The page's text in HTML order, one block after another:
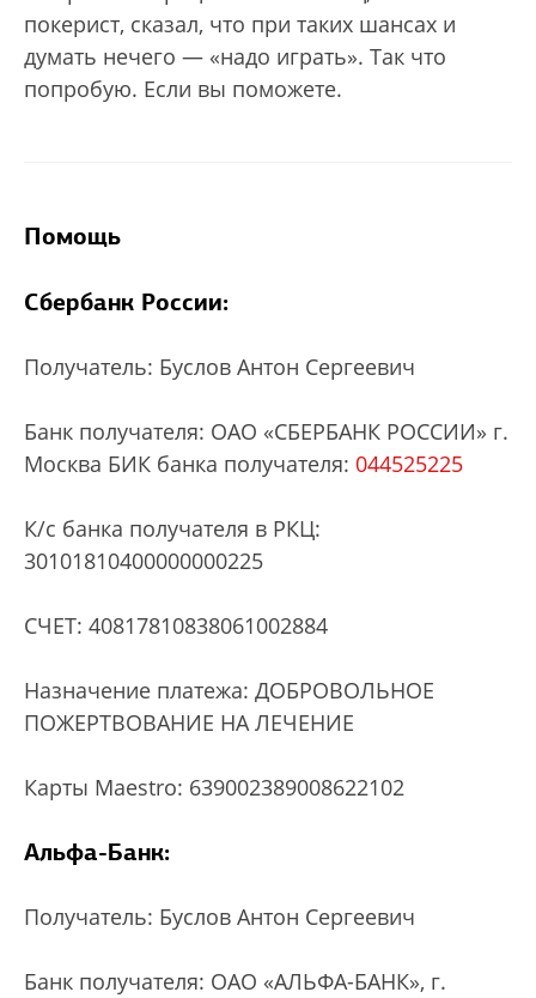
покерист, сказал, что при таких шансах и
думать нечего — «надо играть». Так что
попробую. Если вы поможете.
Помощь
Сбербанк России:
Получатель: Буслов Антон Сергеевич
Банк получателя: ОАО «СБЕРБАНК РОССИИ» г.
Москва БИК банка получателя: 044525225
К/с банка получателя в РКЦ:
30101810400000000225
СЧЕТ: 40817810838061002884
Назначение платежа: ДОБРОВОЛЬНОЕ
ПОЖЕРТВОВАНИЕ НА ЛЕЧЕНИЕ
Карты Maestro: 639002389008622102
Альфа-Банк:
Получатель: Буслов Антон Сергеевич
Банк получателя: ОАО «АЛЬФА-БАНК», г.